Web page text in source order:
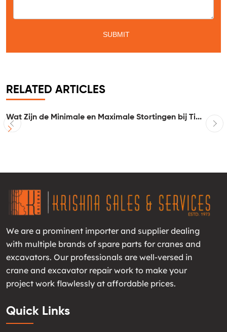
RELATED ARTICLES
Wat Zijn de Minimale en Maximale Stortingen bij Ti...
We are a prominent importer and supplier dealing
with multiple brands of spare parts for cranes and
excavators. Our professionals are well-versed in
crane and excavator repair work to make your
project work flawlessly at affordable prices.
Quick Links